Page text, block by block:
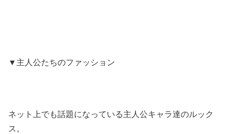
▼主人公たちのファッション
ネット上でも話題になっている主人公キャラ達のルック
ス。